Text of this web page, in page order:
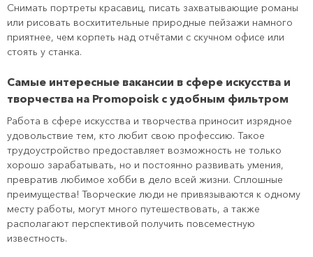
Снимать портреты красавиц, писать захватывающие романы
или рисовать восхитительные природные пейзажи намного
приятнее, чем корпеть над отчётами с скучном офисе или
стоять у станка.
Самые интересные вакансии в сфере искусства и
творчества на Promopoisk с удобным фильтром
Работа в сфере искусства и творчества приносит изрядное
удовольствие тем, кто любит свою профессию. Такое
трудоустройство предоставляет возможность не только
хорошо зарабатывать, но и постоянно развивать умения,
превратив любимое хобби в дело всей жизни. Сплошные
преимущества! Творческие люди не привязываются к одному
месту работы, могут много путешествовать, а также
располагают перспективой получить повсеместную
известность.